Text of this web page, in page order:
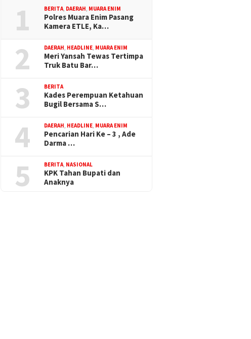
1 BERITA, DAERAH, MUARA ENIM
Polres Muara Enim Pasang
Kamera ETLE, Ka…
2 DAERAH, HEADLINE, MUARA ENIM
Meri Yansah Tewas Tertimpa
Truk Batu Bar…
3 BERITA
Kades Perempuan Ketahuan
Bugil Bersama S…
4 DAERAH, HEADLINE, MUARA ENIM
Pencarian Hari Ke – 3 , Ade
Darma …
5 BERITA, NASIONAL
KPK Tahan Bupati dan
Anaknya